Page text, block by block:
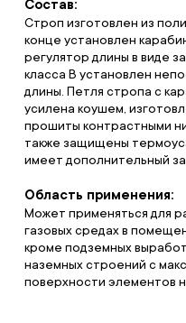
Состав:
Строп изготовлен из
конце установлен
регулятор длины в виде
класса В установлен
длины. Петля стропа с
усилена коушем,
прошиты контрастными
также защищены
имеет дополнительный
Область применения:
Может применяться для
газовых средах в
кроме подземных
наземных строений с
поверхности элементов